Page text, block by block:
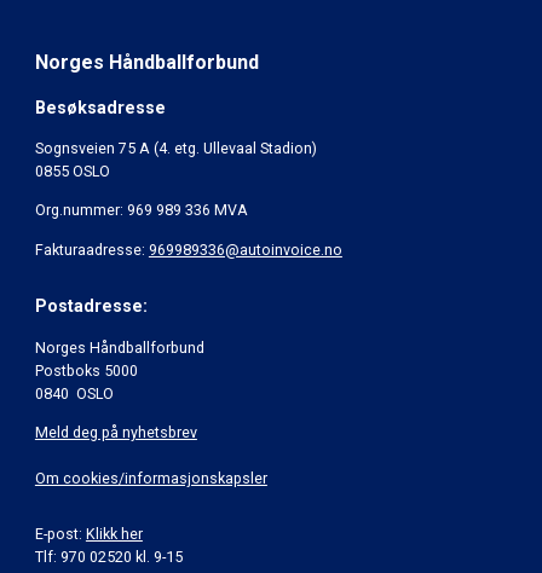
Norges Håndballforbund
Besøksadresse
Sognsveien 75 A (4. etg. Ullevaal Stadion)
0855 OSLO
Org.nummer: 969 989 336 MVA
Fakturaadresse: 969989336@autoinvoice.no
Postadresse:
Norges Håndballforbund
Postboks 5000
0840 OSLO
Meld deg på nyhetsbrev
Om cookies/informasjonskapsler
E-post: Klikk her
Tlf: 970 02520 kl. 9-15